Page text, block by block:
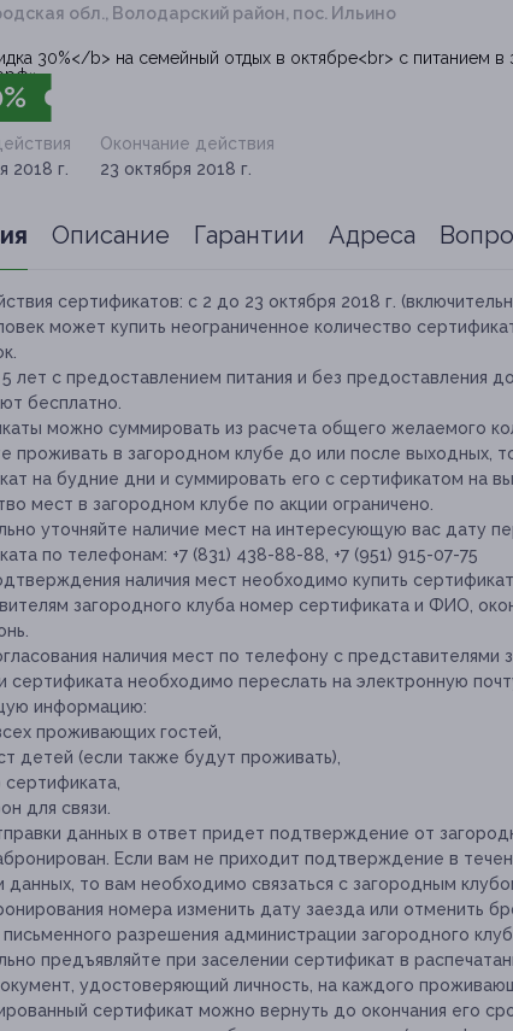
обл., Володарский район, пос. Ильино
2018 г.
Окончание действия
23 октября 2018 г.
Описание Гарантии Адреса
сертификатов: с 2 до 23 октября 2018 г.
может купить неограниченное количество
лет с предоставлением питания и без предоставления
бесплатно.
можно суммировать из расчета общего желаемого
проживать в загородном клубе до или после выходных,
на будние дни и суммировать его с сертификатом на
мест в загородном клубе по акции ограничено.
уточняйте наличие мест на интересующую вас дату
по телефонам: +7 (831) 438-88-88, +7 (951) 915-07-75
наличия мест необходимо купить
загородного клуба номер сертификата и ФИО,
наличия мест по телефону с представителями
cертификата необходимо переслать на электронную
информацию:
проживающих гостей,
детей (если также будут проживать),
для связи.
данных в ответ придет подтверждение от
Если вам не приходит подтверждение в
данных, то вам необходимо связаться с загородным
номера изменить дату заезда или отменить
письменного разрешения администрации загородного
предъявляйте при заселении сертификат в
удостоверяющий личность, на каждого
сертификат можно вернуть до окончания его